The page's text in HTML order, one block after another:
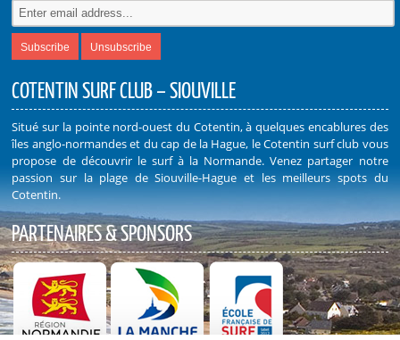
COTENTIN SURF CLUB – SIOUVILLE
Situé sur la pointe nord-ouest du Cotentin, à quelques encablures des
îles anglo-normandes et du cap de la Hague, le Cotentin surf club vous
propose de découvrir le surf à la Normande. Venez partager notre
passion sur la plage de Siouville-Hague et les meilleurs spots du
Cotentin.
PARTENAIRES & SPONSORS